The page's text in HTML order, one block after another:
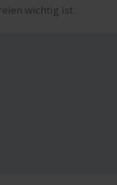
wichtig ist.